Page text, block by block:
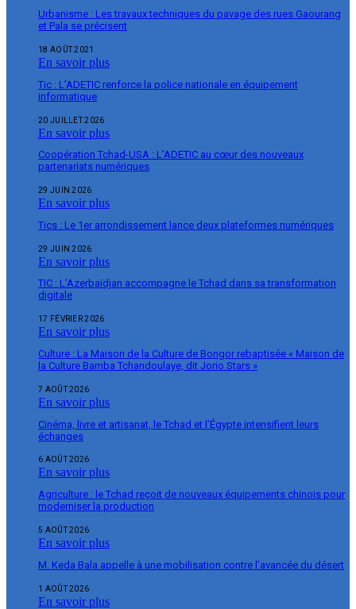
Urbanisme : Les travaux techniques du pavage des rues Gaourang
et Pala se précisent
18 AOÛT 2021
En savoir plus
Tic : L’ADETIC renforce la police nationale en équipement
informatique
20 JUILLET 2026
En savoir plus
Coopération Tchad-USA : L’ADETIC au cœur des nouveaux
partenariats numériques
29 JUIN 2026
En savoir plus
Tics : Le 1er arrondissement lance deux plateformes numériques
29 JUIN 2026
En savoir plus
TIC : L’Azerbaïdjan accompagne le Tchad dans sa transformation
digitale
17 FÉVRIER 2026
En savoir plus
Culture : La Maison de la Culture de Bongor rebaptisée « Maison de
la Culture Bamba Tchandoulaye, dit Jorio Stars »
7 AOÛT 2026
En savoir plus
Cinéma, livre et artisanat, le Tchad et l’Égypte intensifient leurs
échanges
6 AOÛT 2026
En savoir plus
Agriculture : le Tchad reçoit de nouveaux équipements chinois pour
moderniser la production
5 AOÛT 2026
En savoir plus
M. Keda Bala appelle à une mobilisation contre l’avancée du désert
1 AOÛT 2026
En savoir plus